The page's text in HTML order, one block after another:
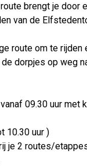
brengt je door
van de
route om te rijden
dorpjes op weg
09.30 uur met
10.30 uur )
je 2 routes/